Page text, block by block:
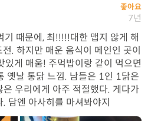
좋아요
7년
기 때문에, 최!!!!!대한 맵지 않게 해
. 하지만 매운 음식이 메인인 곳이
있게 매움! 주먹밥이랑 같이 먹으면
옛날 통닭 느낌. 남들은 1인 1닭은
우리에게 아주 적절했다. 게다가
담엔 아사히를 마셔봐야지